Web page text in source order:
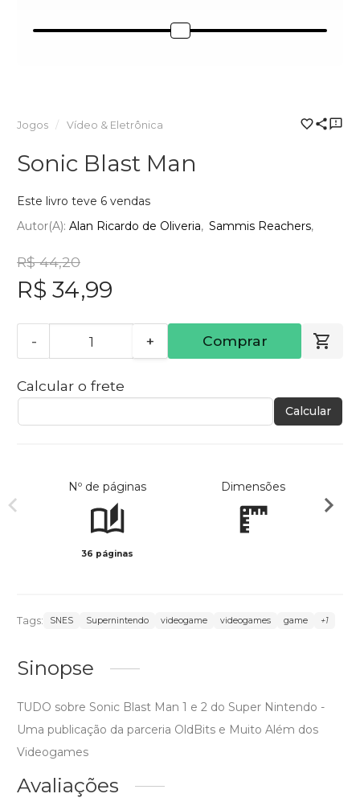
Jogos Vídeo & Eletrônica
Sonic Blast Man
Este livro teve 6 vendas
Autor(a): Alan Ricardo de Oliveria Sammis Reachers
R$ 44,20
R$ 34,99
- + Comprar
Calcular o frete
Calcular
Nº de páginas
36 páginas
Dimensões
Tags: SNES Supernintendo videogame videogames game +1
Sinopse
TUDO sobre Sonic Blast Man 1 e 2 do Super Nintendo -
Uma publicação da parceria OldBits e Muito Além dos
Videogames
Avaliações